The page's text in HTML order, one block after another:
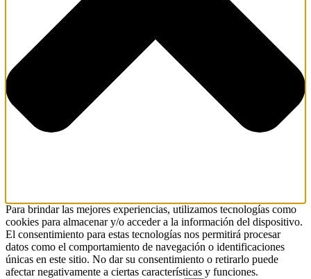
Para brindar las mejores experiencias, utilizamos tecnologías como
cookies para almacenar y/o acceder a la información del dispositivo.
El consentimiento para estas tecnologías nos permitirá procesar
datos como el comportamiento de navegación o identificaciones
únicas en este sitio. No dar su consentimiento o retirarlo puede
afectar negativamente a ciertas características y funciones.